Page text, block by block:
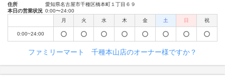
住所
愛知県名古屋市千種区橋本町１丁目６９
本日の営業状況 0:00〜24:00
月
火 水 木 金 土 日 祝
0:00~24:00
ファミリーマート 千種本山店のオーナー様ですか？